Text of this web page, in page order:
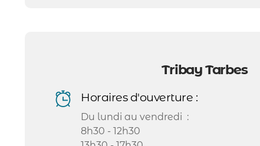
Tribay Tarbes
Horaires d'ouverture :
Du lundi au vendredi :
8h30 - 12h30